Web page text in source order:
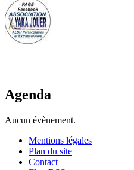
Agenda
Aucun évènement.
Mentions légales
Plan du site
Contact